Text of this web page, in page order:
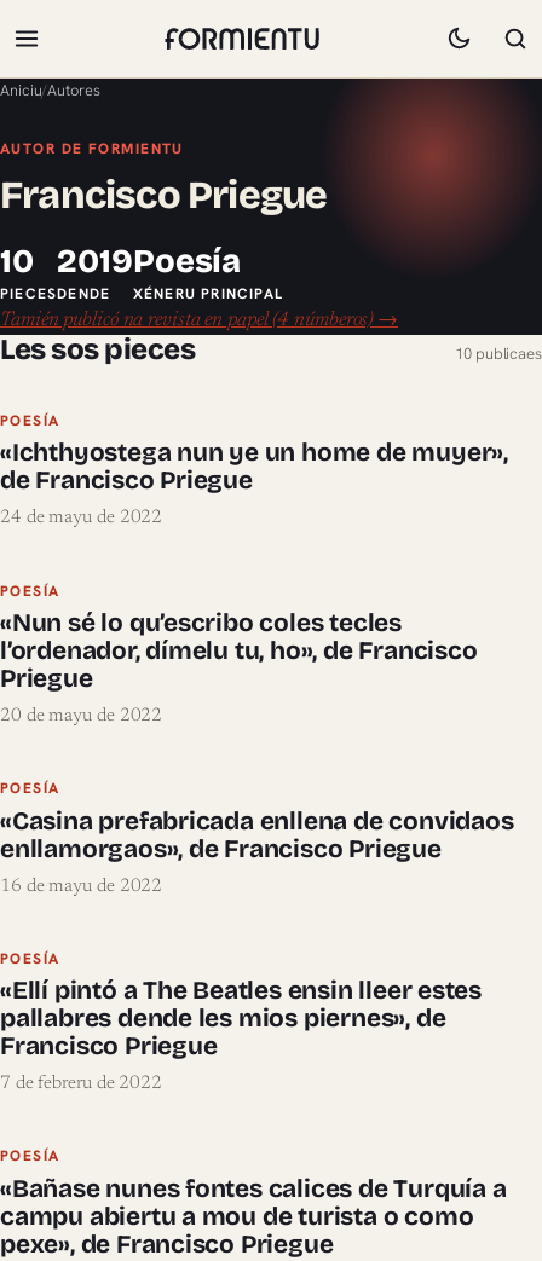
Aniciu/Autores
AUTOR DE FORMIENTU
Francisco Priegue
10
PIECES
2019
DENDE
Poesía
XÉNERU PRINCIPAL
Tamién publicó na revista en papel (4 númberos) →
Les sos pieces 10 publicaes
POESÍA
«Ichthyostega nun ye un home de muyer»,
de Francisco Priegue
24 de mayu de 2022
POESÍA
«Nun sé lo qu’escribo coles tecles
l’ordenador, dímelu tu, ho», de Francisco
Priegue
20 de mayu de 2022
POESÍA
«Casina prefabricada enllena de convidaos
enllamorgaos», de Francisco Priegue
16 de mayu de 2022
POESÍA
«Ellí pintó a The Beatles ensin lleer estes
pallabres dende les mios piernes», de
Francisco Priegue
7 de febreru de 2022
POESÍA
«Bañase nunes fontes calices de Turquía a
campu abiertu a mou de turista o como
pexe», de Francisco Priegue